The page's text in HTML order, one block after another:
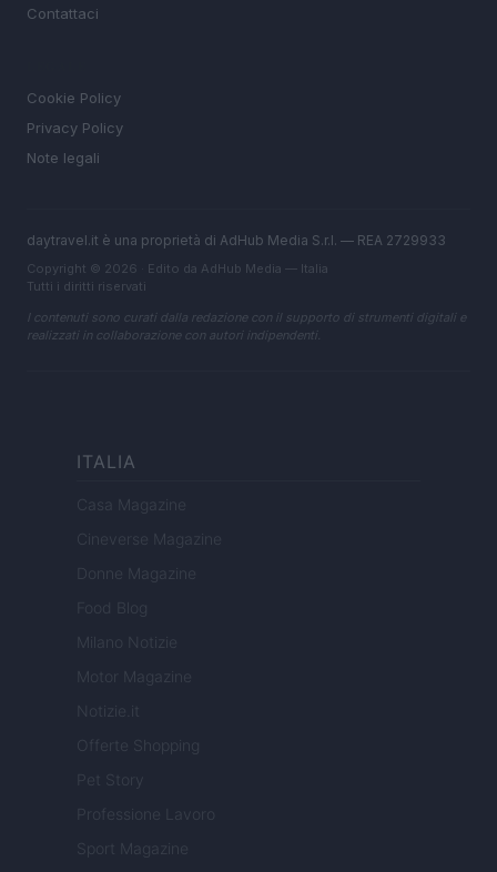
Contattaci
Cookie Policy
Privacy Policy
Note legali
daytravel.it è una proprietà di AdHub Media S.r.l. — REA 2729933
Copyright © 2026 · Edito da AdHub Media — Italia
Tutti i diritti riservati
I contenuti sono curati dalla redazione con il supporto di strumenti digitali e
realizzati in collaborazione con autori indipendenti.
ITALIA
Casa Magazine
Cineverse Magazine
Donne Magazine
Food Blog
Milano Notizie
Motor Magazine
Notizie.it
Offerte Shopping
Pet Story
Professione Lavoro
Sport Magazine